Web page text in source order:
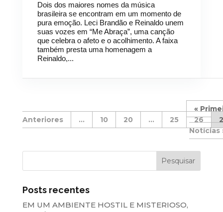
Dois dos maiores nomes da música
brasileira se encontram em um momento de
pura emoção. Leci Brandão e Reinaldo unem
suas vozes em “Me Abraça”, uma canção
que celebra o afeto e o acolhimento. A faixa
também presta uma homenagem a
Reinaldo,...
«
...
10 20 ... 25 26
Posts recentes
EM UM AMBIENTE HOSTIL E MISTERIOSO,